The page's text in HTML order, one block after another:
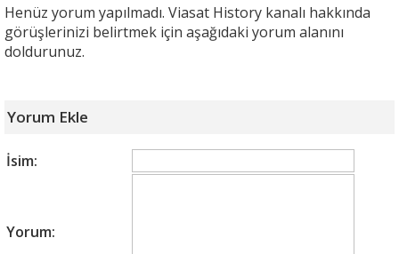
Henüz yorum yapılmadı. Viasat History kanalı hakkında
görüşlerinizi belirtmek için aşağıdaki yorum alanını
doldurunuz.
Yorum Ekle
İsim:
Yorum: